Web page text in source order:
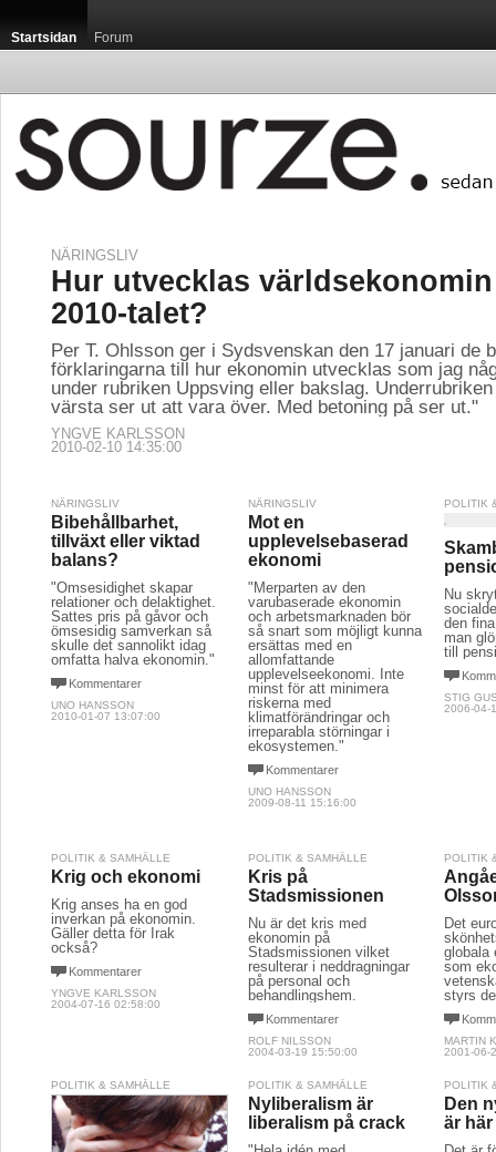
Startsidan Forum
NÄRINGSLIV
Hur utvecklas
2010-talet?
Per T. Ohlsson ger i Sydsvenskan den 17 januari de
förklaringarna till hur ekonomin utvecklas som jag
under rubriken Uppsving eller bakslag.
värsta ser ut att vara över. Med betoning på ser ut."
YNGVE KARLSSON
2010-02-10 14:35:00
NÄRINGSLIV
Bibehållbarhet,
tillväxt eller viktad
balans?
"Ömsesidighet skapar
relationer och delaktighet.
Sattes pris på gåvor och
ömsesidig samverkan så
skulle det sannolikt idag
omfatta halva ekonomin."
Kommentarer
UNO HANSSON
2010-01-07 13:07:00
NÄRINGSLIV
Mot en
upplevelsebaserad
ekonomi
"Merparten av den
varubaserade ekonomin
och arbetsmarknaden bör
så snart som möjligt kunna
ersättas med en
allomfattande
upplevelseekonomi. Inte
minst för att minimera
riskerna med
klimatförändringar och
irreparabla störningar i
ekosystemen."
Kommentarer
UNO HANSSON
2009-08-11 15:16:00
POLITIK
Nu
den
man
till
STIG
2006-04-
POLITIK & SAMHÄLLE
Krig och ekonomi
Krig anses ha en god
inverkan på ekonomin.
Gäller detta för Irak
också?
Kommentarer
YNGVE KARLSSON
2004-07-16 02:58:00
POLITIK & SAMHÄLLE
Kris på
Stadsmissionen
Nu är det kris med
ekonomin på
Stadsmissionen vilket
resulterar i neddragningar
på personal och
behandlingshem.
Kommentarer
ROLF NILSSON
2004-03-19 15:50:00
POLITIK
Det
globala
som
styrs
MARTIN
2001-06-
POLITIK & SAMHÄLLE POLITIK & SAMHÄLLE
Nyliberalism är
liberalism på crack
POLITIK
Den
är här